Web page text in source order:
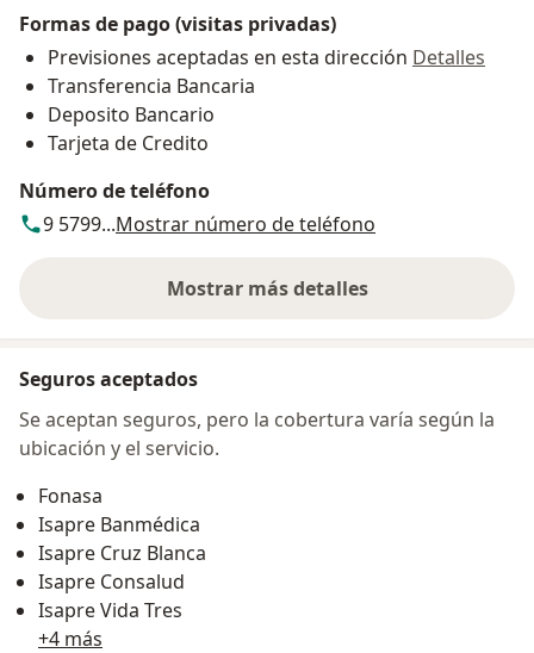
Formas de pago (visitas privadas)
Previsiones aceptadas en esta dirección Detalles
Transferencia Bancaria
Deposito Bancario
Tarjeta de Credito
Número de teléfono
9 5799...Mostrar número de teléfono
Mostrar más detalles
sobre la dirección
Seguros aceptados
Se aceptan seguros, pero la cobertura varía según la
ubicación y el servicio.
Fonasa
Isapre Banmédica
Isapre Cruz Blanca
Isapre Consalud
Isapre Vida Tres
+4 más